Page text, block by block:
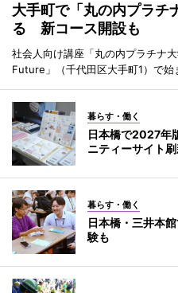
大手町で「丸の内プラチ
る 新コース開設も
社会人向け講座「丸の内プラチナ
Future」（千代田区大手町1）で始
暮らす・働く
日本橋で2027年
ニティーサイト
暮らす・働く
日本橋・三井本
験も